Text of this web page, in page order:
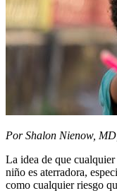
​Por Shalon Nienow,
La idea de que
niño es aterradora,
como cualquier riesgo